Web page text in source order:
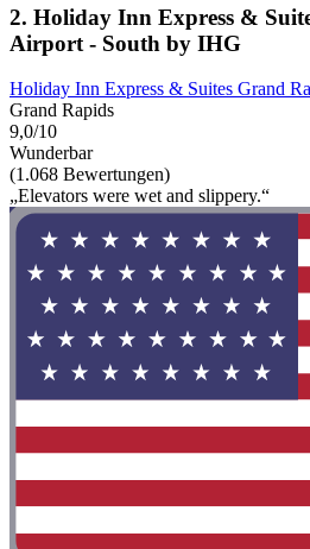
2. Holiday Inn Express &
Airport - South by IHG
Holiday Inn Express & Suites Grand
Grand Rapids
9,0/10
Wunderbar
(1.068 Bewertungen)
„Elevators were wet and slippery.“